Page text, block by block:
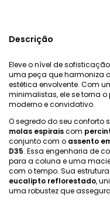
Descrição
Eleve o nível de
uma peça que harmoniza
estética envolvente. Com
minimalistas, ele se torna
moderno e convidativo.
O segredo do seu conforto
molas espiraiscom
conjunto com o assento
D35. Essa engenharia de
para a coluna e uma
com o tempo. Sua
eucalipto reflorestado,
uma robustez que